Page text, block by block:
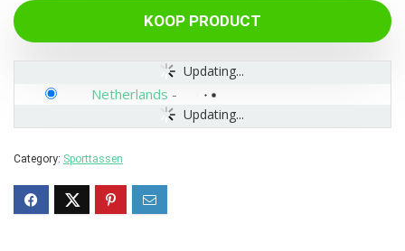
KOOP PRODUCT
Updating...
Updating...
Netherlands -
Category: Sporttassen